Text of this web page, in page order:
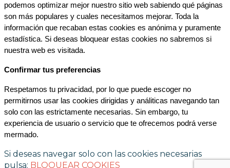
podemos optimizar mejor nuestro sitio web sabiendo qué páginas
son más populares y cuales necesitamos mejorar. Toda la
información que recaban estas cookies es anónima y puramente
estadística. Si deseas bloquear estas cookies no sabremos si
nuestra web es visitada.
Confirmar tus preferencias
Respetamos tu privacidad, por lo que puede escoger no
permitirnos usar las cookies dirigidas y análiticas navegando tan
solo con las estrictamente necesarias. Sin embargo, tu
experiencia de usuario o servicio que te ofrecemos podrá verse
mermado.
Si deseas navegar solo con las cookies necesarias
pulsa: BLOQUEAR COOKIES